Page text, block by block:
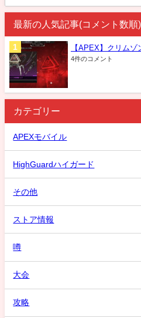
最新の人気記事(コメント数順)
【APEX】クリム
4件のコメント
カテゴリー
APEXモバイル
HighGuardハイガード
その他
ストア情報
噂
大会
攻略